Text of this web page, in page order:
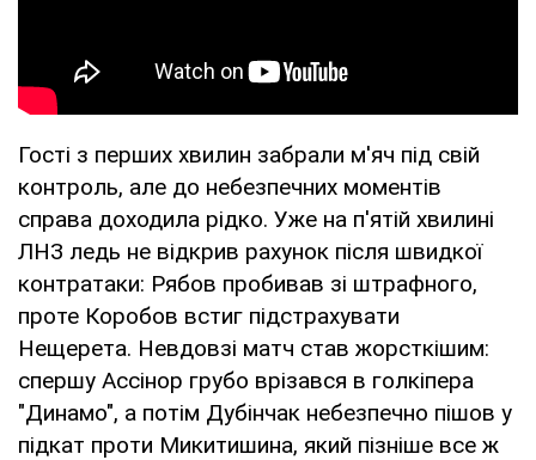
Гості з перших хвилин забрали м'яч під свій
контроль, але до небезпечних моментів
справа доходила рідко. Уже на п'ятій хвилині
ЛНЗ ледь не відкрив рахунок після швидкої
контратаки: Рябов пробивав зі штрафного,
проте Коробов встиг підстрахувати
Нещерета. Невдовзі матч став жорсткішим:
спершу Ассінор грубо врізався в голкіпера
"Динамо", а потім Дубінчак небезпечно пішов у
підкат проти Микитишина, який пізніше все ж